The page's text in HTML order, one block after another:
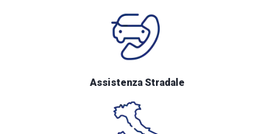
Assistenza Stradale